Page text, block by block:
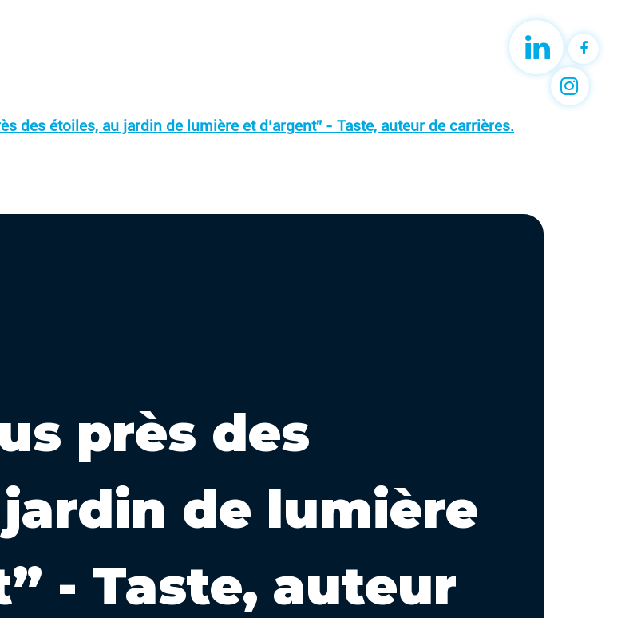
des étoiles, au jardin de lumière et d’argent” - Taste, auteur de carrières.
près des
de lumière
- Taste, auteur